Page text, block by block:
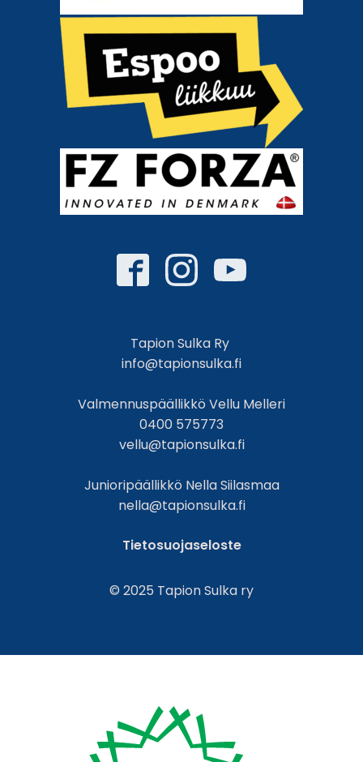
Tapion Sulka Ry
info@tapionsulka.fi
Valmennuspäällikkö Vellu Melleri
0400 575773
vellu@tapionsulka.fi
Junioripäällikkö Nella Siilasmaa
nella@tapionsulka.fi
Tietosuojaseloste
© 2025 Tapion Sulka ry